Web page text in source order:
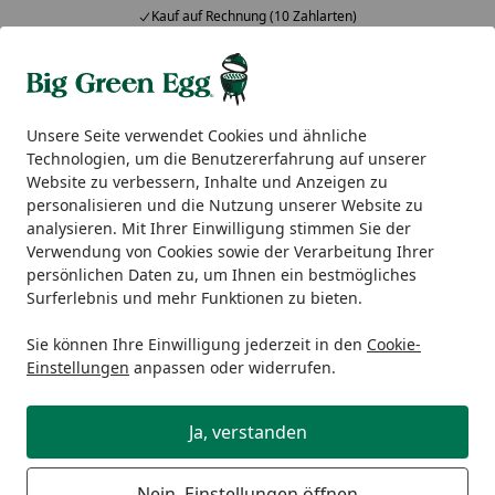
Unsere Seite verwendet Cookies und ähnliche
Technologien, um die Benutzererfahrung auf unserer
Website zu verbessern, Inhalte und Anzeigen zu
personalisieren und die Nutzung unserer Website zu
analysieren. Mit Ihrer Einwilligung stimmen Sie der
Verwendung von Cookies sowie der Verarbeitung Ihrer
persönlichen Daten zu, um Ihnen ein bestmögliches
Surferlebnis und mehr Funktionen zu bieten.
Sie können Ihre Einwilligung jederzeit in den Cookie-
Einstellungen anpassen oder widerrufen.
Ja, verstanden
Kauf auf Rechnung (10 Zahlarten)
Alle Produkte
Mein Konto
Suchen
Startseite
Big Green Egg Zubehör Grillkörbe, Rippchen- &
Big Green Egg Vertikaler
Geflügelhalter für Hähnchen